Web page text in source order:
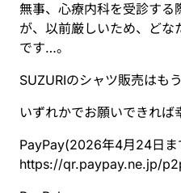
無事、心療内科を受診する
が、以前厳しいため、どな
です…。
SUZURIのシャツ販売はも
いずれかでお願いできれば幸
PayPay(2026年4月24日ま
https://qr.paypay.ne.jp/